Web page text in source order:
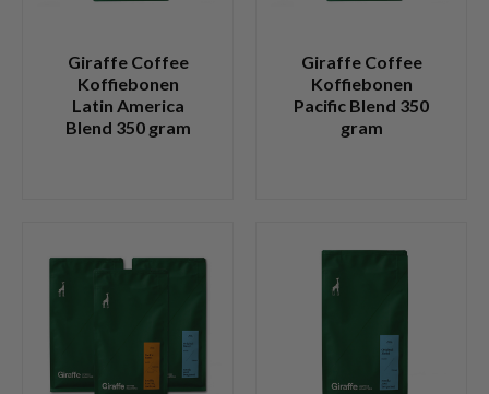
Giraffe Coffee
Koffiebonen
Latin America
Blend 350 gram
Giraffe Coffee
Koffiebonen
Pacific Blend 350
gram